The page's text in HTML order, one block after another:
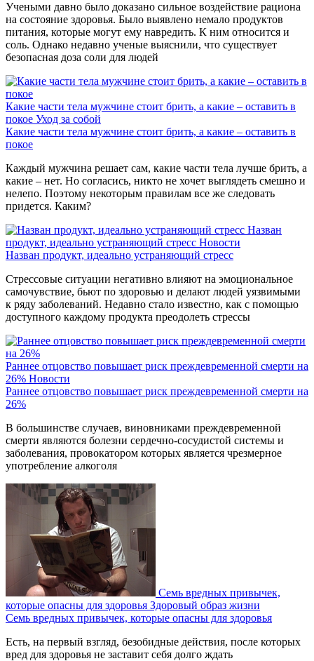
Учеными давно было доказано сильное воздействие рациона
на состояние здоровья. Было выявлено немало продуктов
питания, которые могут ему навредить. К ним относится и
соль. Однако недавно ученые выяснили, что существует
безопасная доза соли для людей
Какие части тела мужчине стоит брить, а какие – оставить в
покое Уход за собой
Какие части тела мужчине стоит брить, а какие – оставить в
покое
Каждый мужчина решает сам, какие части тела лучше брить, а
какие – нет. Но согласись, никто не хочет выглядеть смешно и
нелепо. Поэтому некоторым правилам все же следовать
придется. Каким?
Назван
продукт, идеально устраняющий стресс Новости
Назван продукт, идеально устраняющий стресс
Стрессовые ситуации негативно влияют на эмоциональное
самочувствие, бьют по здоровью и делают людей уязвимыми
к ряду заболеваний. Недавно стало известно, как с помощью
доступного каждому продукта преодолеть стрессы
Раннее отцовство повышает риск преждевременной смерти на
26% Новости
Раннее отцовство повышает риск преждевременной смерти на
26%
В большинстве случаев, виновниками преждевременной
смерти являются болезни сердечно-сосудистой системы и
заболевания, провокатором которых является чрезмерное
употребление алкоголя
Семь вредных привычек,
которые опасны для здоровья Здоровый образ жизни
Семь вредных привычек, которые опасны для здоровья
Есть, на первый взгляд, безобидные действия, после которых
вред для здоровья не заставит себя долго ждать